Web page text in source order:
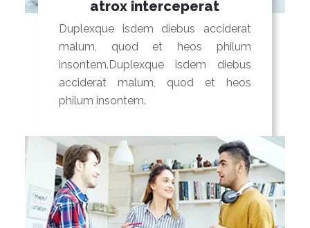
atrox interceperat
Duplexque isdem diebus acciderat
malum, quod et heos philum
insontem.Duplexque isdem diebus
acciderat malum, quod et heos
philum insontem.